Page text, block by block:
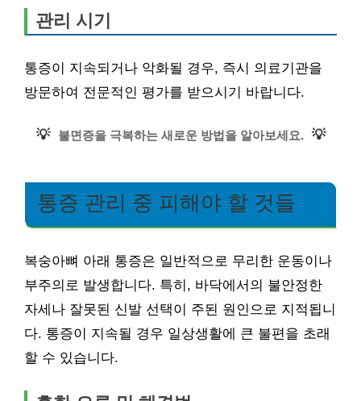
관리 시기
통증이 지속되거나 악화될 경우, 즉시 의료기관을
방문하여 전문적인 평가를 받으시기 바랍니다.
💡 불면증을 극복하는 새로운 방법을 알아보세요. 💡
통증 관리 중 피해야 할 것들
복숭아뼈 아래 통증은 일반적으로 무리한 운동이나
부주의로 발생합니다. 특히, 바닥에서의 불안정한
자세나 잘못된 신발 선택이 주된 원인으로 지적됩니
다. 통증이 지속될 경우 일상생활에 큰 불편을 초래
할 수 있습니다.